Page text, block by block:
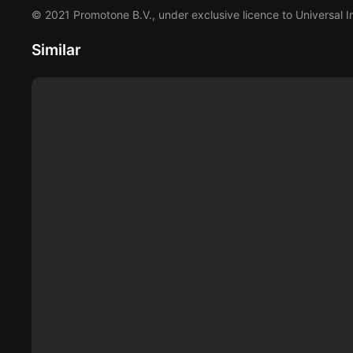
© 2021 Promotone B.V., under exclusive licence to Universal
Similar